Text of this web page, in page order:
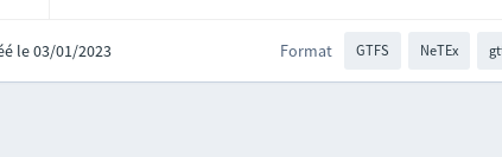
le 03/01/2023 Format GTFS NeTEx